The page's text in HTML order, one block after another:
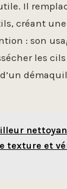
Il
créant
: son
les cils
texture et